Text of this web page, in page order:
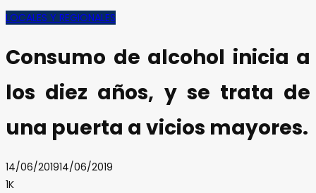
LOCALES Y REGIONALES
Consumo de alcohol inicia a
los diez años, y se trata de
una puerta a vicios mayores.
14/06/201914/06/2019
1K